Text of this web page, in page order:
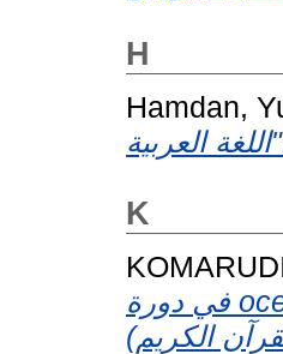
H
Hamdan,
K
في دورة ocean باري كديري (دراسة التحليل لطريقة تعليم وتعلم ترجمة